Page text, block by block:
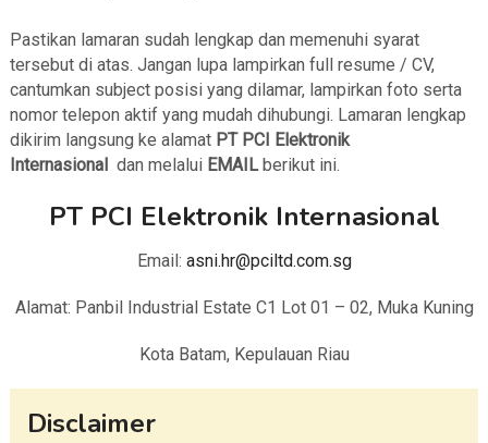
Pastikan lamaran sudah lengkap dan memenuhi syarat
tersebut di atas. Jangan lupa lampirkan full resume / CV,
cantumkan subject posisi yang dilamar, lampirkan foto serta
nomor telepon aktif yang mudah dihubungi. Lamaran lengkap
dikirim langsung ke alamat PT PCI Elektronik
Internasional
dan melalui EMAIL berikut ini.
PT PCI Elektronik Internasional
Email: asni.hr@pciltd.com.sg
Alamat: Panbil Industrial Estate C1 Lot 01 – 02, Muka Kuning
Kota Batam, Kepulauan Riau
Disclaimer